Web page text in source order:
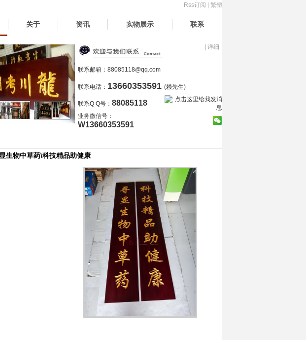
关于 资讯 实物展示 联系
Rss订阅 繁體
| 详细
联系邮箱： 88085118@qq.com
联系电话： 13660353591 (赖先生)
联系Q Q号： 88085118
业务微信号：
W13660353591
生物中草药\科技精品助健康